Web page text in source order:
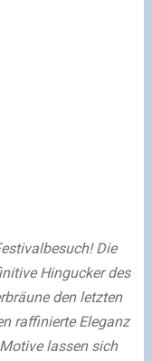
Die
Hingucker des
den letzten
raffinierte Eleganz
lassen sich